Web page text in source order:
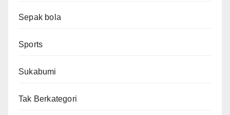
Sepak bola
Sports
Sukabumi
Tak Berkategori